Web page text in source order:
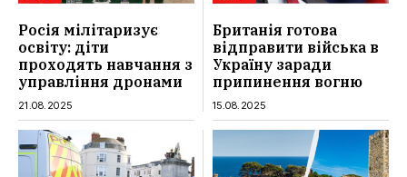
Росія мілітаризує
освіту: діти
проходять навчання з
управління дронами
21.08.2025
Британія готова
відправити війська в
Україну заради
припинення вогню
15.08.2025